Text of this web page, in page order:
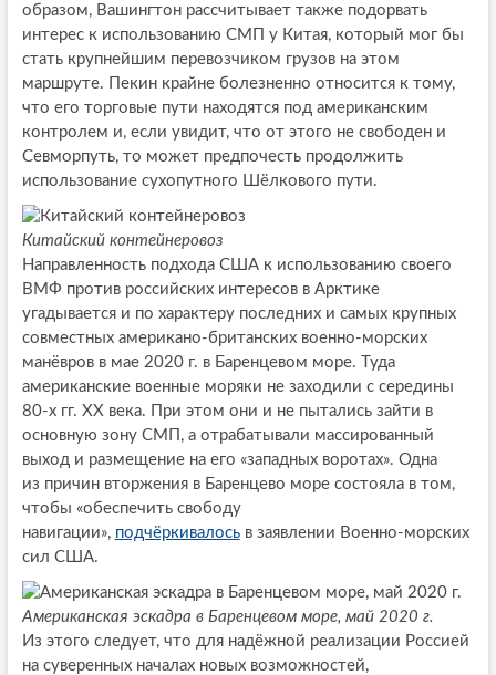
образом, Вашингтон рассчитывает также подорвать
интерес к использованию СМП у Китая, который мог бы
стать крупнейшим перевозчиком грузов на этом
маршруте. Пекин крайне болезненно относится к тому,
что его торговые пути находятся под американским
контролем и, если увидит, что от этого не свободен и
Севморпуть, то может предпочесть продолжить
использование сухопутного Шёлкового пути.
Китайский контейнеровоз
Направленность подхода США к использованию своего
ВМФ против российских интересов в Арктике
угадывается и по характеру последних и самых крупных
совместных американо-британских военно-морских
манёвров в мае 2020 г. в Баренцевом море. Туда
американские военные моряки не заходили с середины
80-х гг. ХХ века. При этом они и не пытались зайти в
основную зону СМП, а отрабатывали массированный
выход и размещение на его «западных воротах». Одна
из причин вторжения в Баренцево море состояла в том,
чтобы «обеспечить свободу
навигации», подчёркивалосьв заявлении Военно-морских
сил США.
Американская эскадра в Баренцевом море, май 2020 г.
Из этого следует, что для надёжной реализации Россией
на суверенных началах новых возможностей,